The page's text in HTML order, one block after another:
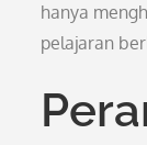
hanya
pelajaran